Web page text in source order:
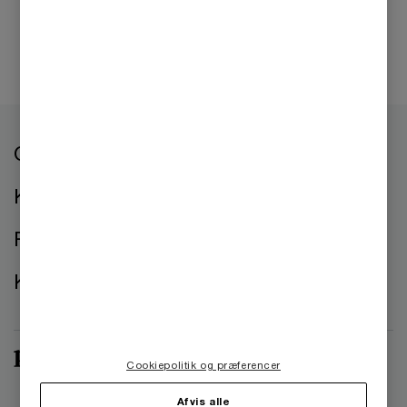
Om os
Kontorer
Presse
Kontakt os
Afvis alle
Cookiepolitik og præferencer